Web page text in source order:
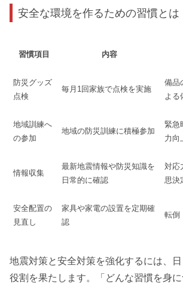
安全な環境を作るための習慣とは
習慣項目 内容
防災グッズ
点検
毎月1回家族で点検を実施
備品
よる
地域訓練へ
の参加
地域の防災訓練に積極参加
緊急
力向
情報収集
最新地震情報や防災知識を
日常的に確認
対応
思決
安全配置の
見直し
家具や家電の設置を定期確
認
転倒
地震対策と安全対策を強化するには、
役割を果たします。「どんな習慣を身